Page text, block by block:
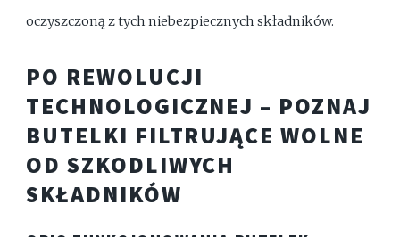
oczyszczoną z tych niebezpiecznych składników.
PO REWOLUCJI
TECHNOLOGICZNEJ – POZNAJ
BUTELKI FILTRUJĄCE WOLNE
OD SZKODLIWYCH
SKŁADNIKÓW